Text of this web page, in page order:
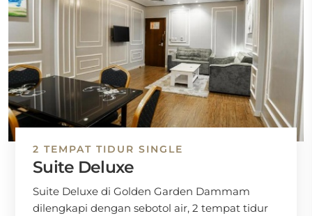
2 TEMPAT TIDUR SINGLE
Suite Deluxe
Suite Deluxe di Golden Garden Dammam
dilengkapi dengan sebotol air, 2 tempat tidur